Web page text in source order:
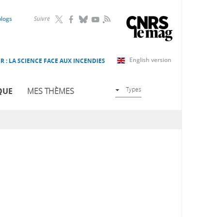
Suivre RSS
English version
: LA SCIENCE FACE AUX INCENDIES
MES THÈMES Types